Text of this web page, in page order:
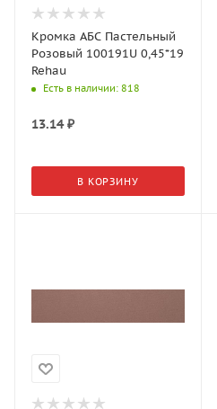
Кромка АБС Пастельный
Розовый 100191U 0,45*19
Rehau
Есть в наличии: 818
13.14₽
В КОРЗИНУ